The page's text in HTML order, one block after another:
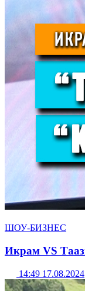
ШОУ-БИЗНЕС
Икрам VS
14:49 17.08.2024